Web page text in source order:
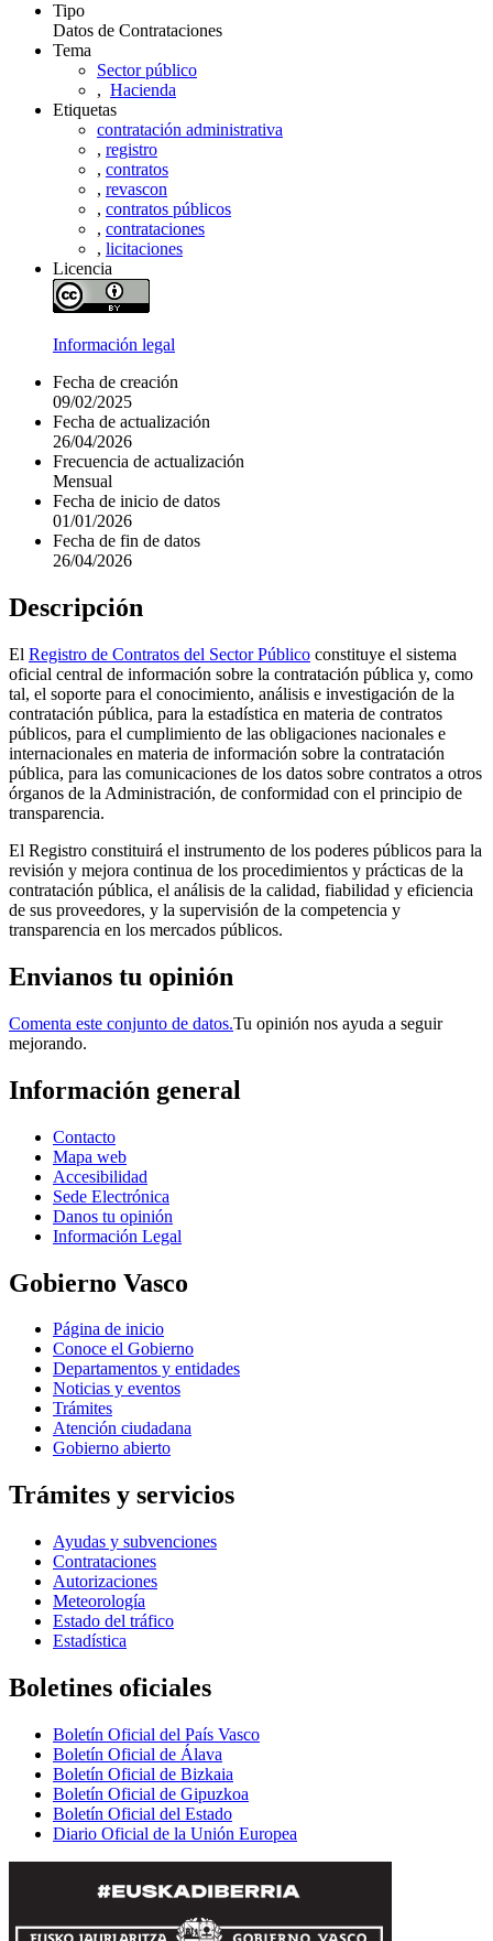
Tipo
Datos de Contrataciones
Tema
Sector público
, Hacienda
Etiquetas
contratación administrativa
, registro
, contratos
, revascon
, contratos públicos
, contrataciones
, licitaciones
Licencia
Información legal
Fecha de creación
09/02/2025
Fecha de actualización
26/04/2026
Frecuencia de actualización
Mensual
Fecha de inicio de datos
01/01/2026
Fecha de fin de datos
26/04/2026
Descripción
El Registro de Contratos del Sector Público constituye el sistema
oficial central de información sobre la contratación pública y, como
tal, el soporte para el conocimiento, análisis e investigación de la
contratación pública, para la estadística en materia de contratos
públicos, para el cumplimiento de las obligaciones nacionales e
internacionales en materia de información sobre la contratación
pública, para las comunicaciones de los datos sobre contratos a otros
órganos de la Administración, de conformidad con el principio de
transparencia.
El Registro constituirá el instrumento de los poderes públicos para la
revisión y mejora continua de los procedimientos y prácticas de la
contratación pública, el análisis de la calidad, fiabilidad y eficiencia
de sus proveedores, y la supervisión de la competencia y
transparencia en los mercados públicos.
Envianos tu opinión
Comenta este conjunto de datos.Tu opinión nos ayuda a seguir
mejorando.
Información general
Contacto
Mapa web
Accesibilidad
Sede Electrónica
Danos tu opinión
Información Legal
Gobierno Vasco
Página de inicio
Conoce el Gobierno
Departamentos y entidades
Noticias y eventos
Trámites
Atención ciudadana
Gobierno abierto
Trámites y servicios
Ayudas y subvenciones
Contrataciones
Autorizaciones
Meteorología
Estado del tráfico
Estadística
Boletines oficiales
Boletín Oficial del País Vasco
Boletín Oficial de Álava
Boletín Oficial de Bizkaia
Boletín Oficial de Gipuzkoa
Boletín Oficial del Estado
Diario Oficial de la Unión Europea